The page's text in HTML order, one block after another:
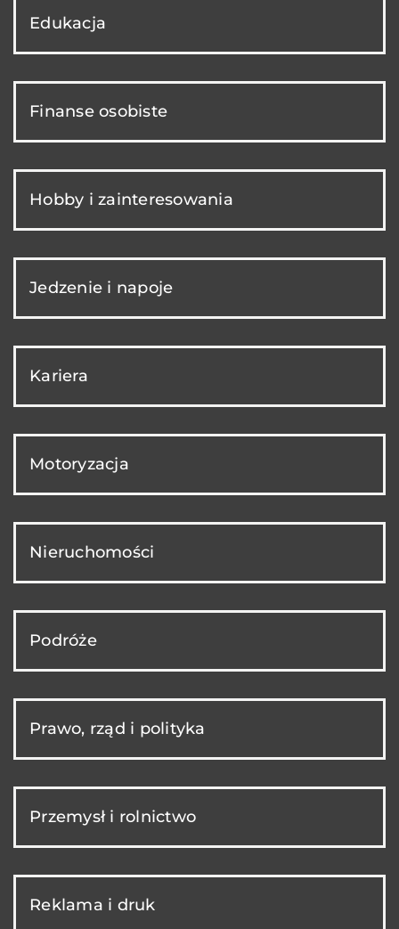
Edukacja
Finanse osobiste
Hobby i zainteresowania
Jedzenie i napoje
Kariera
Motoryzacja
Nieruchomości
Podróże
Prawo, rząd i polityka
Przemysł i rolnictwo
Reklama i druk